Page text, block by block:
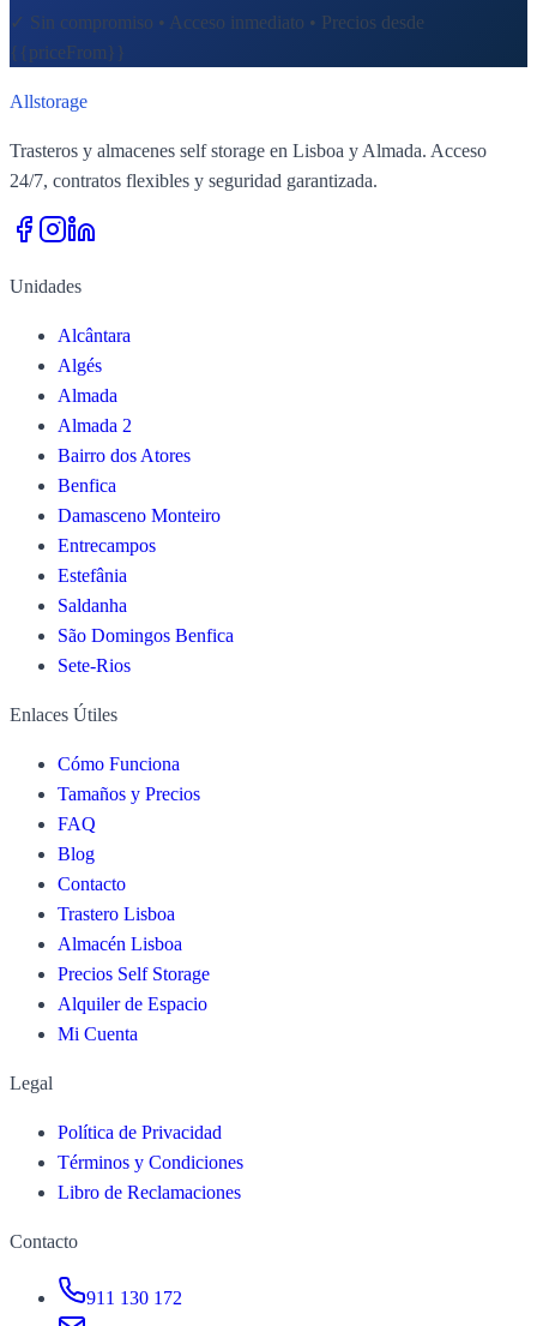
✓ Sin compromiso • Acceso inmediato • Precios desde
{{priceFrom}}
Allstorage
Trasteros y almacenes self storage en Lisboa y Almada. Acceso
24/7, contratos flexibles y seguridad garantizada.
Unidades
Alcântara
Algés
Almada
Almada 2
Bairro dos Atores
Benfica
Damasceno Monteiro
Entrecampos
Estefânia
Saldanha
São Domingos Benfica
Sete-Rios
Enlaces Útiles
Cómo Funciona
Tamaños y Precios
FAQ
Blog
Contacto
Trastero Lisboa
Almacén Lisboa
Precios Self Storage
Alquiler de Espacio
Mi Cuenta
Legal
Política de Privacidad
Términos y Condiciones
Libro de Reclamaciones
Contacto
911 130 172